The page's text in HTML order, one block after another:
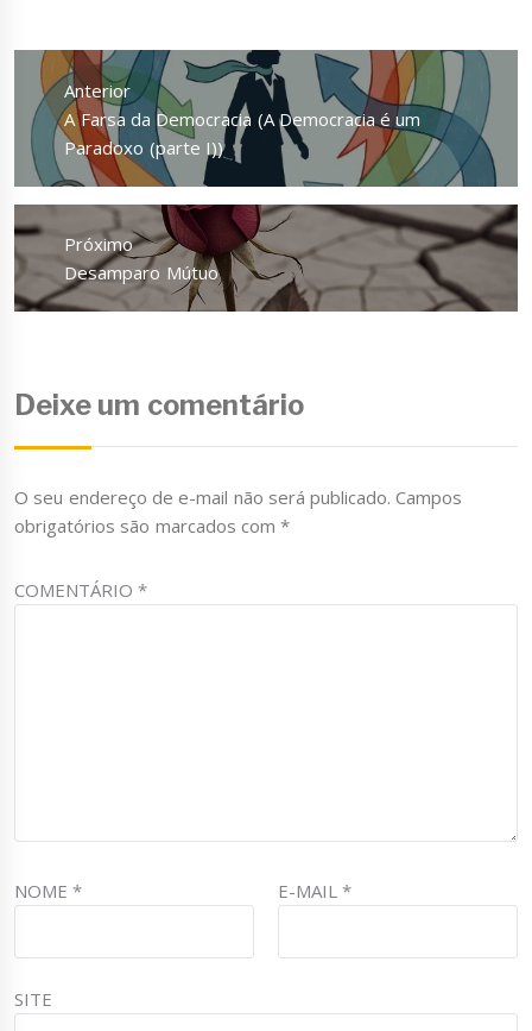
Navegação
de
Post
Anterior
Anterior
A Farsa da Democracia (A Democracia é um
Paradoxo (parte I))
Próximo
Próximo
Desamparo Mútuo
Deixe um comentário
O seu endereço de e-mail não será publicado. Campos
obrigatórios são marcados com*
COMENTÁRIO*
NOME* E-MAIL*
SITE